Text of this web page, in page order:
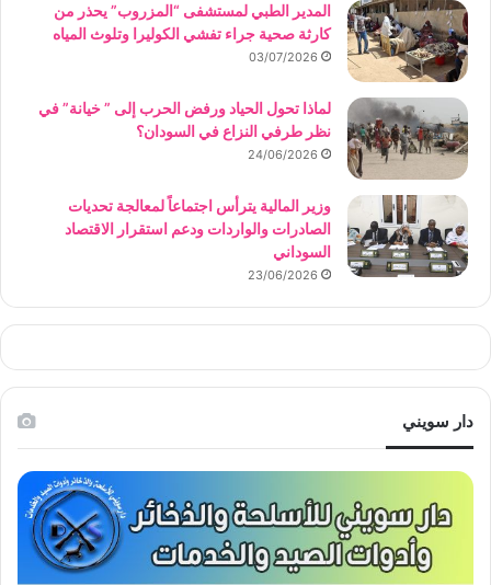
المدير الطبي لمستشفى “المزروب” يحذر من
كارثة صحية جراء تفشي الكوليرا وتلوث المياه
03/07/2026
لماذا تحول الحياد ورفض الحرب إلى ” خيانة” في
نظر طرفي النزاع في السودان؟
24/06/2026
وزير المالية يترأس اجتماعاً لمعالجة تحديات
الصادرات والواردات ودعم استقرار الاقتصاد
السوداني
23/06/2026
دار سويني